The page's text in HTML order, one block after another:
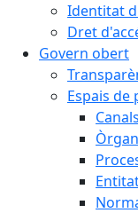
Identitat
Dret
Govern obert
Espais de